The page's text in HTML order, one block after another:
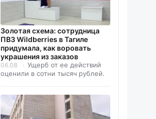
Золотая схема: сотрудница
ПВЗ Wildberries в Тагиле
придумала, как воровать
украшения из заказов
06.08
Ущерб от ее действий
оценили в сотни тысяч рублей.